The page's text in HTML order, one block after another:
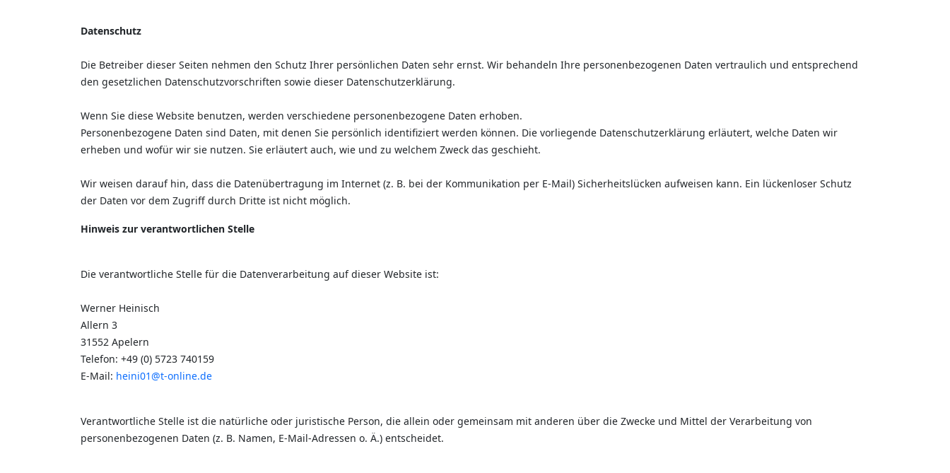
Datenschutz
Die Betreiber dieser Seiten nehmen den Schutz Ihrer persönlichen Daten sehr ernst. Wir behandeln Ihre personenbezogenen Daten vertraulich und entsprechend
den gesetzlichen Datenschutzvorschriften sowie dieser Datenschutzerklärung.
Wenn Sie diese Website benutzen, werden verschiedene personenbezogene Daten erhoben.
Personenbezogene Daten sind Daten, mit denen Sie persönlich identifiziert werden können. Die vorliegende Datenschutzerklärung erläutert, welche Daten wir
erheben und wofür wir sie nutzen. Sie erläutert auch, wie und zu welchem Zweck das geschieht.
Wir weisen darauf hin, dass die Datenübertragung im Internet (z. B. bei der Kommunikation per E-Mail) Sicherheitslücken aufweisen kann. Ein lückenloser Schutz
der Daten vor dem Zugriff durch Dritte ist nicht möglich.
Hinweis zur verantwortlichen Stelle
Die verantwortliche Stelle für die Datenverarbeitung auf dieser Website ist:
Werner Heinisch
Allern 3
31552 Apelern
Telefon: +49 (0) 5723 740159
E-Mail: heini01@t-online.de
Verantwortliche Stelle ist die natürliche oder juristische Person, die allein oder gemeinsam mit anderen über die Zwecke und Mittel der Verarbeitung von
personenbezogenen Daten (z. B. Namen, E-Mail-Adressen o. Ä.) entscheidet.